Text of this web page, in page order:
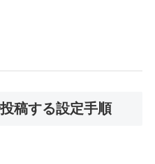
稿する設定手順